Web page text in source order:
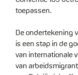
toepassen.
De ondertekening
is een stap in de
van internationale
van